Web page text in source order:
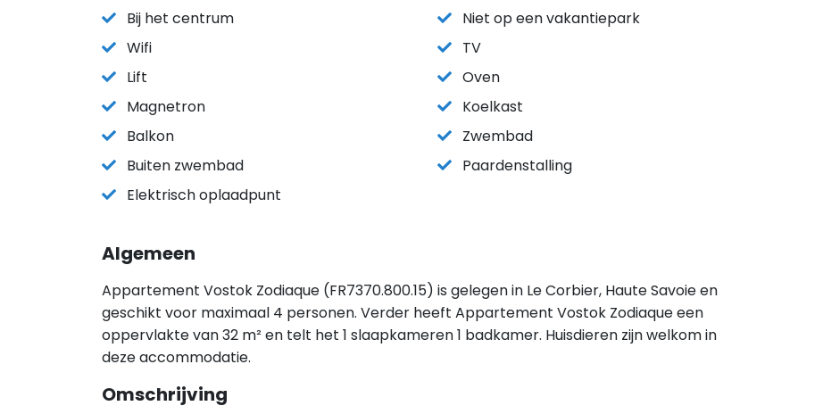
Bij het centrum
Niet op een vakantiepark
Wifi
TV
Lift
Oven
Magnetron
Koelkast
Balkon
Zwembad
Buiten zwembad
Paardenstalling
Elektrisch oplaadpunt
Algemeen
Appartement Vostok Zodiaque (FR7370.800.15) is gelegen in Le Corbier, Haute Savoie en
geschikt voor maximaal 4 personen. Verder heeft Appartement Vostok Zodiaque een
oppervlakte van 32 m² en telt het 1 slaapkameren 1 badkamer. Huisdieren zijn welkom in
deze accommodatie.
Omschrijving